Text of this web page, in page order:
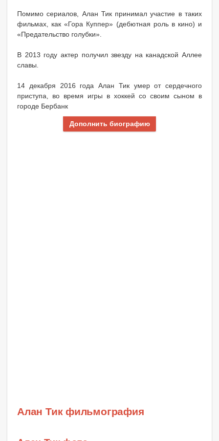
Помимо сериалов, Алан Тик принимал участие в таких
фильмах, как «Гора Куппер» (дебютная роль в кино) и
«Предательство голубки».
В 2013 году актер получил звезду на канадской Аллее
славы.
14 декабря 2016 года Алан Тик умер от сердечного
приступа, во время игры в хоккей со своим сыном в
городе Бербанк
Дополнить биографию
Алан Тик фильмография